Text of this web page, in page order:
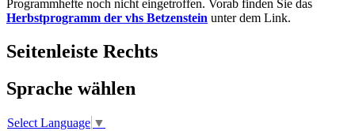
Programmhefte noch nicht eingetroffen. Vorab finden Sie das
Herbstprogramm der vhs Betzenstein unter dem Link.
Seitenleiste Rechts
Sprache wählen
Select Language ▼